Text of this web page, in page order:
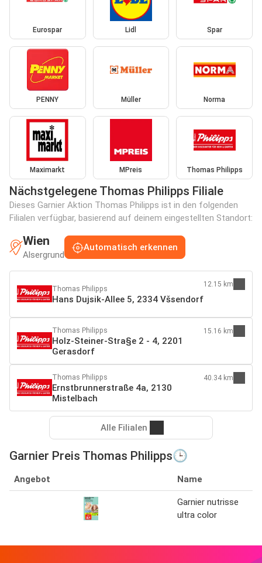
Eurospar Lidl Spar
PENNY Müller Norma
Maximarkt MPreis Thomas Philipps
Nächstgelegene Thomas Philipps Filiale
Dieses Garnier Aktion Thomas Philipps ist in den folgenden
Filialen verfügbar, basierend auf deinem eingestellten Standort:
Wien
Alsergrund
Automatisch erkennen
Thomas Philipps
Hans Dujsik-Allee 5, 2334 Všsendorf
12.15 km
Thomas Philipps
Holz-Steiner-Stra§e 2 - 4, 2201
Gerasdorf
15.16 km
Thomas Philipps
Ernstbrunnerstraße 4a, 2130
Mistelbach
40.34 km
Alle Filialen
Garnier Preis Thomas Philipps🕒
Angebot Name
Garnier nutrisse
ultra color